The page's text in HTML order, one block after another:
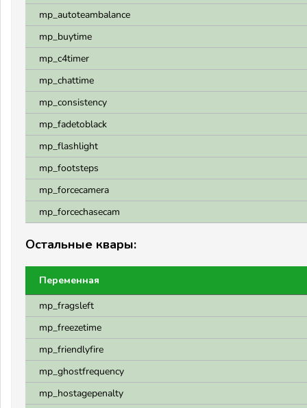
mp_autoteambalance
mp_buytime
mp_c4timer
mp_chattime
mp_consistency
mp_fadetoblack
mp_flashlight
mp_footsteps
mp_forcecamera
mp_forcechasecam
Остальные квары:
Переменная
mp_fragsleft
mp_freezetime
mp_friendlyfire
mp_ghostfrequency
mp_hostagepenalty